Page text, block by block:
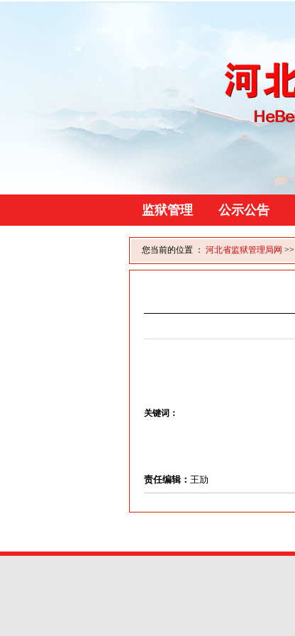
监狱管理 公示公告
您当前的位置 ： 河北省监狱管理局网 >>
关键词：
责任编辑： 王劢